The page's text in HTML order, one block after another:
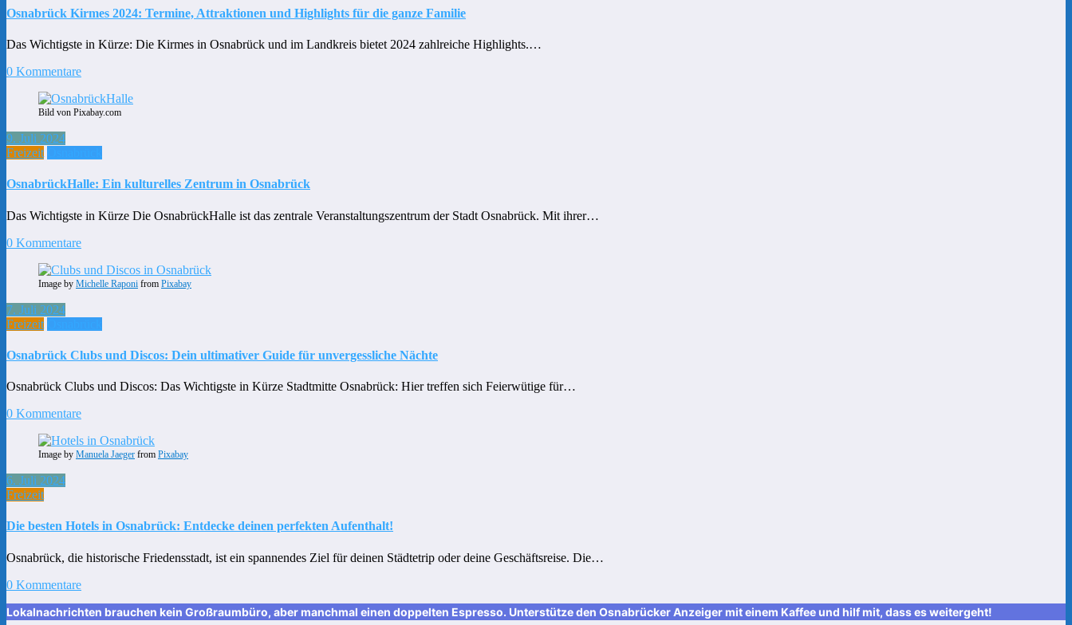
Osnabrück Kirmes 2024: Termine, Attraktionen und Highlights für die ganze Familie
Das Wichtigste in Kürze: Die Kirmes in Osnabrück und im Landkreis bietet 2024 zahlreiche Highlights.…
0 Kommentare
Bild von Pixabay.com
9. Juli 2024
Freizeit
OsnabrückHalle: Ein kulturelles Zentrum in Osnabrück
Das Wichtigste in Kürze Die OsnabrückHalle ist das zentrale Veranstaltungszentrum der Stadt Osnabrück. Mit ihrer…
0 Kommentare
Image by Michelle Raponi from Pixabay
7. Juli 2024
Freizeit
Osnabrück Clubs und Discos: Dein ultimativer Guide für unvergessliche Nächte
Osnabrück Clubs und Discos: Das Wichtigste in Kürze Stadtmitte Osnabrück: Hier treffen sich Feierwütige für…
0 Kommentare
Image by Manuela Jaeger from Pixabay
6. Juli 2024
Freizeit
Die besten Hotels in Osnabrück: Entdecke deinen perfekten Aufenthalt!
Osnabrück, die historische Friedensstadt, ist ein spannendes Ziel für deinen Städtetrip oder deine Geschäftsreise. Die…
0 Kommentare
Lokalnachrichten brauchen kein Großraumbüro, aber manchmal einen doppelten Espresso. Unterstütze den Osnabrücker Anzeiger mit einem Kaffee und hilf mit, dass es weitergeht!